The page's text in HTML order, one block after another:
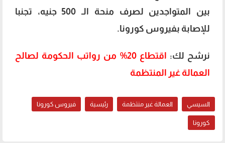
بين المتواجدين لصرف منحة الـ 500 جنيه، تجنبا
للإصابة بفيروس كورونا.
نرشح لك:
اقتطاع 20% من رواتب الحكومة لصالح
العمالة غير المنتظمة
السيسي العمالة غير منتظمة رئيسية فيروس كورونا
كورونا